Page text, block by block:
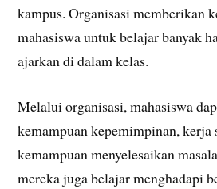
kampus. Organisasi memberikan
mahasiswa untuk belajar banyak
ajarkan di dalam kelas.
Melalui organisasi, mahasiswa
kemampuan kepemimpinan, kerja
kemampuan menyelesaikan
mereka juga belajar menghadapi